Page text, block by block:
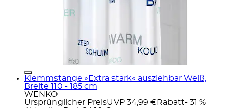
Klemmstange »Extra stark« ausziehbar Weiß,
Breite 110 - 185 cm
WENKO
Ursprünglicher PreisUVP 34,99 € Rabatt- 31 %